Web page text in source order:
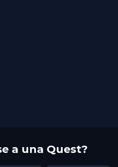
a una Quest?